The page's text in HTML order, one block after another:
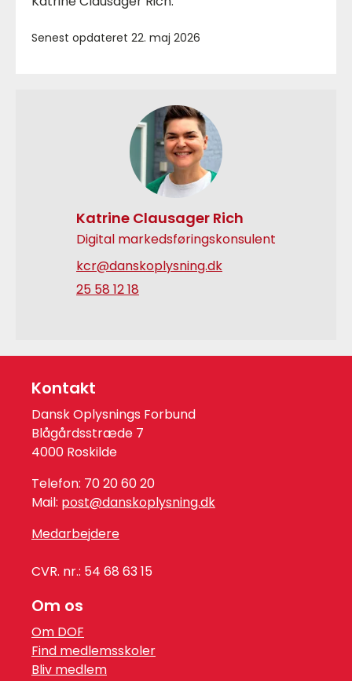
Senest opdateret 22. maj 2026
Katrine Clausager Rich
Digital markedsføringskonsulent
kcr@danskoplysning.dk
25 58 12 18
Kontakt
Dansk Oplysnings Forbund
Blågårdsstræde 7
4000 Roskilde
Telefon: 70 20 60 20
Mail: post@danskoplysning.dk
Medarbejdere
CVR. nr.: 54 68 63 15
Om os
Om DOF
Find medlemsskoler
Bliv medlem